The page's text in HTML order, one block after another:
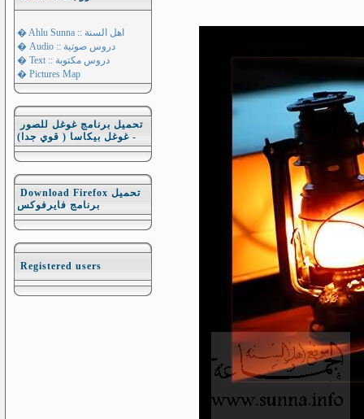
� Ahlu Sunna :: اهل السنة
� Audio :: دروس صوتية
� Text :: دروس مكتوبة
� Pictures Map
تحميل برنامج غوغل للصور
- غوغل بيكاسا ( قوي جدا)
Download Firefox تحميل
برنامج فايرفوكس
Registered users